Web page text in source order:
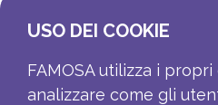
USO DEI COOKIE
FAMOSA utilizza i
analizzare come gli